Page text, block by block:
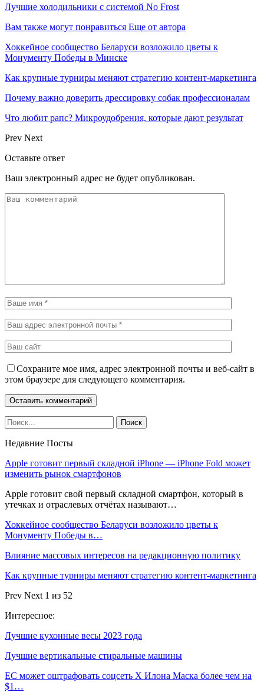
Лучшие холодильники с системой No Frost
Вам также могут понравиться Еще от автора
Хоккейное сообщество Беларуси возложило цветы к
Монументу Победы в Минске
Как крупные турниры меняют стратегию контент-маркетинга
Почему важно доверить дрессировку собак профессионалам
Что любит рапс? Микроудобрения, которые дают результат
Prev Next
Оставьте ответ
Ваш электронный адрес не будет опубликован.
Сохраните мое имя, адрес электронной почты и веб-сайт в
этом браузере для следующего комментария.
Недавние Посты
Apple готовит первый складной iPhone — iPhone Fold может
изменить рынок смартфонов
Apple готовит свой первый складной смартфон, который в
утечках и отраслевых отчётах называют…
Хоккейное сообщество Беларуси возложило цветы к
Монументу Победы в…
Влияние массовых интересов на редакционную политику
Как крупные турниры меняют стратегию контент-маркетинга
Prev Next 1 из 52
Интересное:
Лучшие кухонные весы 2023 года
Лучшие вертикальные стиральные машины
ЕС может оштрафовать соцсеть X Илона Маска более чем на
$1…